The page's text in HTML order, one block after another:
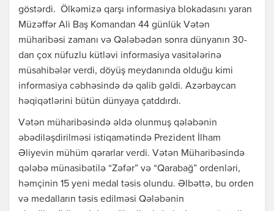
göstərdi. Ölkəmizə qarşı informasiya blokadasını yaran
Müzəffər Ali Baş Komandan 44 günlük Vətən
müharibəsi zamanı və Qələbədən sonra dünyanın 30-
dan çox nüfuzlu kütləvi informasiya vasitələrinə
müsahibələr verdi, döyüş meydanında olduğu kimi
informasiya cəbhəsində də qalib gəldi. Azərbaycan
həqiqətlərini bütün dünyaya çatddırdı.
Vətən müharibəsində əldə olunmuş qələbənin
əbədiləşdirilməsi istiqamətində Prezident İlham
Əliyevin mühüm qərarlar verdi. Vətən Müharibəsində
qələbə münasibətilə “Zəfər” və “Qarabağ” ordenləri,
həmçinin 15 yeni medal təsis olundu. Əlbəttə, bu orden
və medalların təsis edilməsi Qələbənin